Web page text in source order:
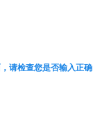
请检查您是否输入正确